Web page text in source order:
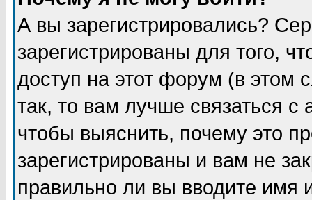
А вы зарегистрировались?
зарегистрированы для того,
доступ на этот форум (в этом
так, то вам лучше связаться
чтобы выяснить, почему это
зарегистрированы и вам не
правильно ли вы вводите